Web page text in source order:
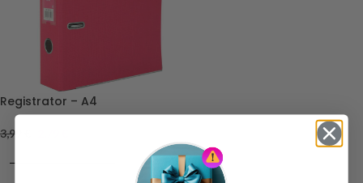
Registrator – A4
3,99